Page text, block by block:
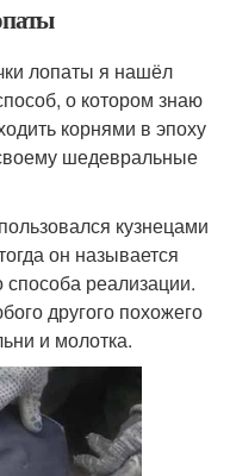
лопаты я нашёл
о котором знаю
корнями в эпоху
шедевральные
кузнецами
он называется
реализации.
другого похожего
и молотка.